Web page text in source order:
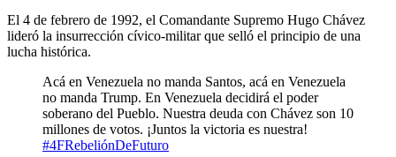
El 4 de febrero de 1992, el Comandante Supremo Hugo Chávez
lideró la insurrección cívico-militar que selló el principio de una
lucha histórica.
Acá en Venezuela no manda Santos, acá en Venezuela
no manda Trump. En Venezuela decidirá el poder
soberano del Pueblo. Nuestra deuda con Chávez son 10
millones de votos. ¡Juntos la victoria es nuestra!
#4FRebeliónDeFuturo